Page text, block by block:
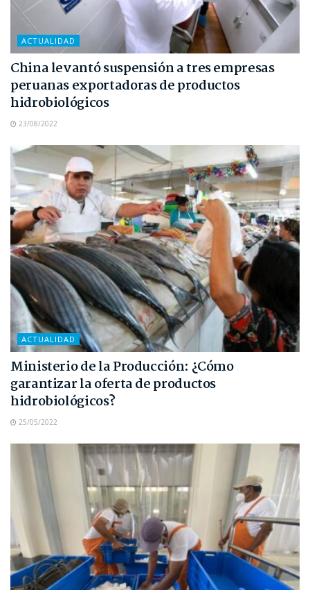
ACTUALIDAD
China levantó suspensión a tres empresas
peruanas exportadoras de productos
hidrobiológicos
23/08/2022
ACTUALIDAD
Ministerio de la Producción: ¿Cómo
garantizar la oferta de productos
hidrobiológicos?
25/05/2022